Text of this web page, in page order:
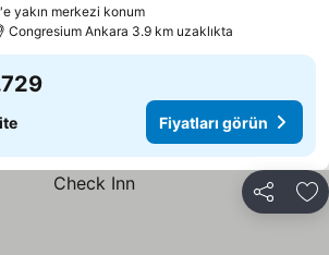
yakın merkezi konum
Congresium Ankara 3.9 km uzaklıkta
Fiyatları görün
Paylaş